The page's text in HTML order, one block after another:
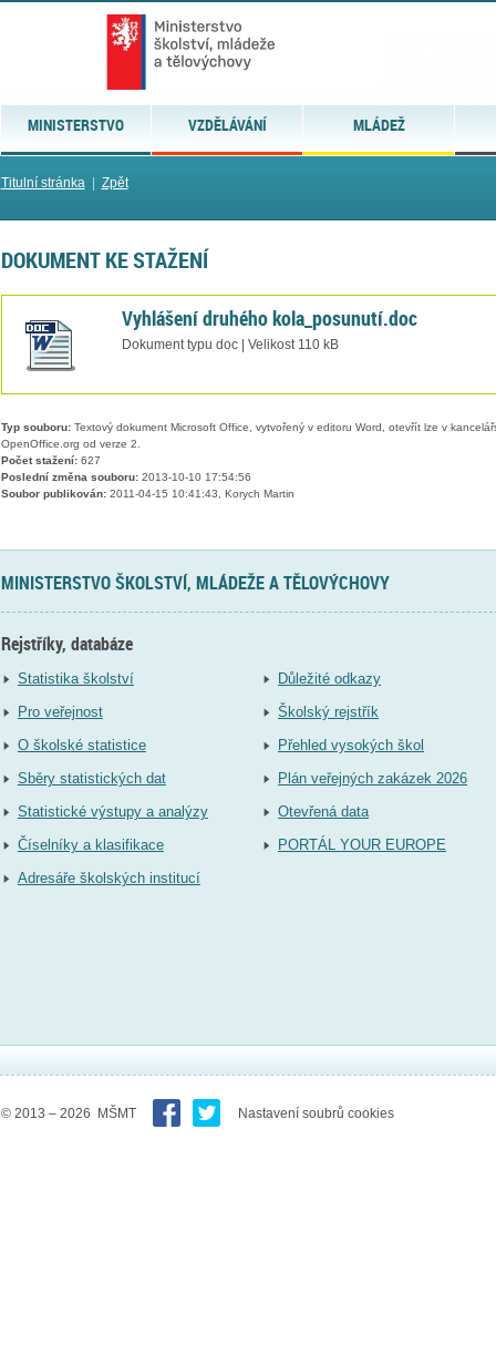
MINISTERSTVO VZDĚLÁVÁNÍ MLÁDEŽ
Titulní stránka| Zpět
DOKUMENT KE STAŽENÍ
Vyhlášení druhého kola_posunutí.doc
Dokument typu doc | Velikost 110 kB
Typ souboru:Textový dokument Microsoft Office, vytvořený v editoru Word, otevřít lze v
OpenOffice.org od verze 2.
Počet stažení:627
Poslední změna souboru:2013-10-10 17:54:56
Soubor publikován:2011-04-15 10:41:43, Korych Martin
MINISTERSTVO ŠKOLSTVÍ, MLÁDEŽE A TĚLOVÝCHOVY
Rejstříky, databáze
Statistika školství
Pro veřejnost
O školské statistice
Sběry statistických dat
Statistické výstupy a analýzy
Číselníky a klasifikace
Adresáře školských institucí
Důležité odkazy
Školský rejstřík
Přehled vysokých škol
Plán veřejných zakázek 2026
Otevřená data
PORTÁL YOUR EUROPE
© 2013 – 2026 MŠMT Nastavení soubrů cookies